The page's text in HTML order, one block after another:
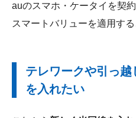
auのスマホ・ケータイを契
スマートバリューを適用す
テレワークや引っ
を入れたい